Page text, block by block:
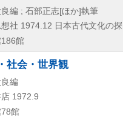
編 ; 石部正志[ほか]執筆
社 1974.12 日本古代文化の
館
社会・世界観
編
1972.9
館